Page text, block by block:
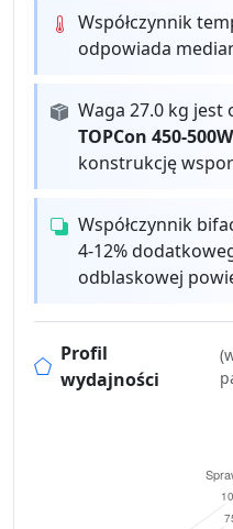
Współczynnik
odpowiada
Waga 27.0 kg jest
TOPCon 450-500W
konstrukcję
Współczynnik
4-12%
odblaskowej
Profil
wydajności